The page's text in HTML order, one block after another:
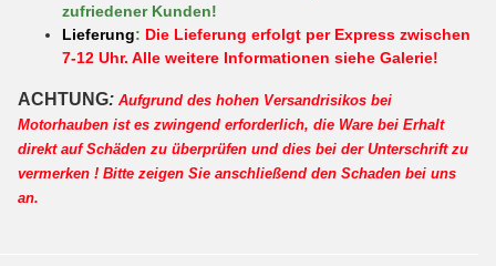
zufriedener Kunden!
Lieferung: Die Lieferung erfolgt per Express zwischen
7-12 Uhr. Alle weitere Informationen siehe Galerie!
ACHTUNG: Aufgrund des hohen Versandrisikos bei
Motorhauben ist es zwingend erforderlich, die Ware bei Erhalt
direkt auf Schäden zu überprüfen und dies bei der Unterschrift zu
vermerken ! Bitte zeigen Sie anschließend den Schaden bei uns
an.